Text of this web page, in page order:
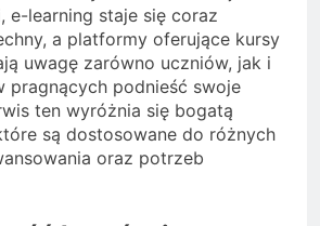
e-learning staje się coraz
a platformy oferujące kursy
uwagę zarówno uczniów, jak i
pragnących podnieść swoje
ten wyróżnia się bogatą
są dostosowane do różnych
oraz potrzeb